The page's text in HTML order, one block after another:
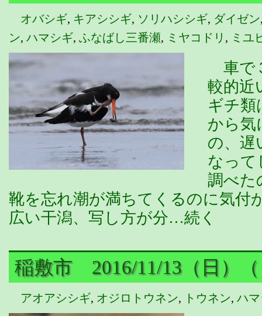
オバシギ, キアシシギ, ソリハシシギ, ダイゼン
ン, ハマシギ, ふなばし三番瀬, ミヤコドリ , ミユ
車で
較的近
ギチ類
から気
の、遅
なっ
調べた
靴を忘れ潮が満ちてくるのに気
広い干潟、写し方が分…続く
稲敷市 2016/11/13（日）
アオアシシギ, オジロトウネン, トウネン, ハ